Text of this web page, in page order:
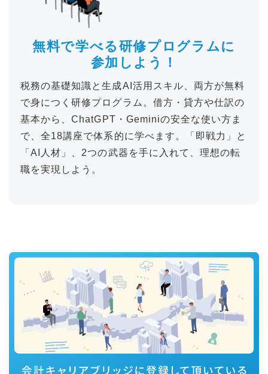
無料で学べる 研修プログラムに
参加しよう！
税務の基礎知識と生成AI活用スキル、両方が無料
で身につく研修プログラム。借方・貸方や仕訳の
基本から、ChatGPT・Geminiの安全な使い方ま
で、全18講座で体系的に学べます。「即戦力」と
「AI人材」、2つの武器を手に入れて、理想の転
職を実現しよう。